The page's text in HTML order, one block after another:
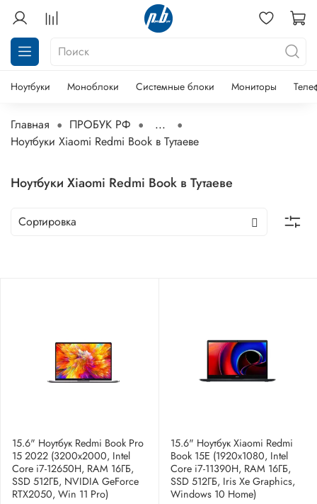
Ноутбуки Моноблоки Системные блоки Мониторы
Главная ПРОБУК РФ
...
Ноутбуки Xiaomi Redmi Book в Тутаеве
Ноутбуки Xiaomi Redmi Book в Тутаеве
15.6" Ноутбук Redmi Book Pro
15 2022 (3200x2000, Intel
Core i7-12650H, RAM 16ГБ,
SSD 512ГБ, NVIDIA GeForce
RTX2050, Win 11 Pro)
15.6" Ноутбук Xiaomi Redmi
Book 15E (1920x1080, Intel
Core i7-11390H, RAM 16ГБ,
SSD 512ГБ, Iris Xe Graphics,
Windows 10 Home)